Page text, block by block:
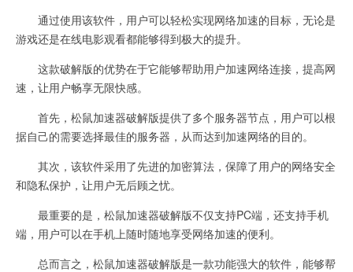
通过使用该软件，用户可以轻松实现网络加速的目标，无论是
游戏还是在线电影观看都能够得到极大的提升。
这款破解版的优势在于它能够帮助用户加速网络连接，提高网
速，让用户畅享无限快感。
首先，松鼠加速器破解版提供了多个服务器节点，用户可以根
据自己的需要选择最佳的服务器，从而达到加速网络的目的。
其次，该软件采用了先进的加密算法，保障了用户的网络安全
和隐私保护，让用户无后顾之忧。
最重要的是，松鼠加速器破解版不仅支持PC端，还支持手机
端，用户可以在手机上随时随地享受网络加速的便利。
总而言之，松鼠加速器破解版是一款功能强大的软件，能够帮